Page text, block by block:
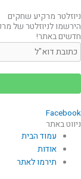
ניוזלטר מרקיע שחקים
הירשמו לניוזלטר של
חדשים באתר!
Facebook
ניווט באתר
עמוד הבית
אודות
תירמו לאתר